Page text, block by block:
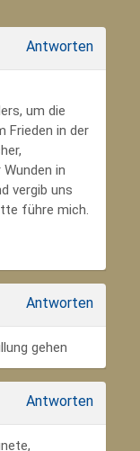
Antworten
um die
Frieden in der
in
vergib uns
führe mich.
Antworten
gehen
Antworten